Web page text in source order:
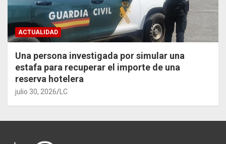
ACTUALIDAD
Una persona investigada por simular una
estafa para recuperar el importe de una
reserva hotelera
julio 30, 2026 LC